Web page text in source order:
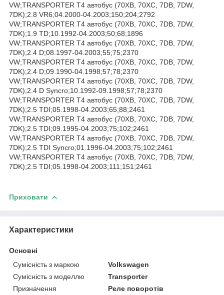
VW;TRANSPORTER T4 автобус (70XB, 70XC, 7DB, 7DW,
7DK);2.8 VR6;04.2000-04.2003;150;204;2792
VW;TRANSPORTER T4 автобус (70XB, 70XC, 7DB, 7DW,
7DK);1.9 TD;10.1992-04.2003;50;68;1896
VW;TRANSPORTER T4 автобус (70XB, 70XC, 7DB, 7DW,
7DK);2.4 D;08.1997-04.2003;55;75;2370
VW;TRANSPORTER T4 автобус (70XB, 70XC, 7DB, 7DW,
7DK);2.4 D;09.1990-04.1998;57;78;2370
VW;TRANSPORTER T4 автобус (70XB, 70XC, 7DB, 7DW,
7DK);2.4 D Syncro;10.1992-09.1998;57;78;2370
VW;TRANSPORTER T4 автобус (70XB, 70XC, 7DB, 7DW,
7DK);2.5 TDI;05.1998-04.2003;65;88;2461
VW;TRANSPORTER T4 автобус (70XB, 70XC, 7DB, 7DW,
7DK);2.5 TDI;09.1995-04.2003;75;102;2461
VW;TRANSPORTER T4 автобус (70XB, 70XC, 7DB, 7DW,
7DK);2.5 TDI Syncro;01.1996-04.2003;75;102;2461
VW;TRANSPORTER T4 автобус (70XB, 70XC, 7DB, 7DW,
7DK);2.5 TDI;05.1998-04.2003;111;151;2461
Приховати
Характеристики
Основні
Сумісність з маркою
Volkswagen
Сумісність з моделлю
Transporter
Призначення
Реле поворотів